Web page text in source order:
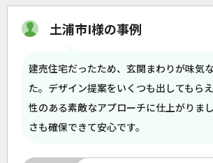
土浦市I様の事例
建売住宅だったため、玄関まわりが味気
た。デザイン提案をいくつも出してもら
性のある素敵なアプローチに仕上がりま
さも確保できて安心です。